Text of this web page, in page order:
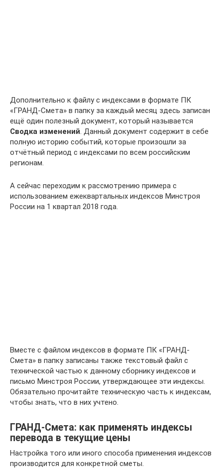
Дополнительно к файлу с индексами в формате ПК
«ГРАНД-Смета» в папку за каждый месяц здесь записан
ещё один полезный документ, который называется
Сводка изменений. Данный документ содержит в себе
полную историю событий, которые произошли за
отчётный период с индексами по всем российским
регионам.
А сейчас переходим к рассмотрению примера с
использованием ежеквартальных индексов Минстроя
России на 1 квартал 2018 года.
Вместе с файлом индексов в формате ПК «ГРАНД-
Смета» в папку записаны также текстовый файл с
технической частью к данному сборнику индексов и
письмо Минстроя России, утверждающее эти индексы.
Обязательно прочитайте техническую часть к индексам,
чтобы знать, что в них учтено.
ГРАНД-Смета: как применять индексы
перевода в текущие цены
Настройка того или иного способа применения индексов
производится для конкретной сметы.